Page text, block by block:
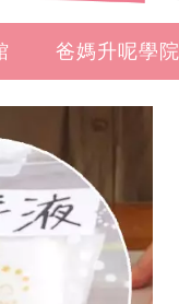
爸媽升呢學院